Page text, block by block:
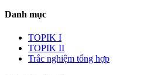
Danh mục
TOPIK I
TOPIK II
Trắc nghiệm tổng hợp